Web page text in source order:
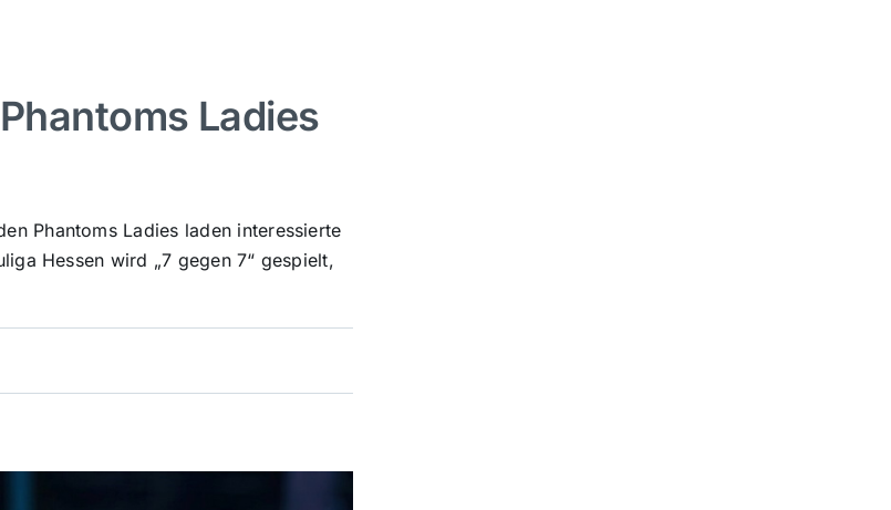
Ladies
Phantoms Ladies laden interessierte
Hessen wird „7 gegen 7“ gespielt,